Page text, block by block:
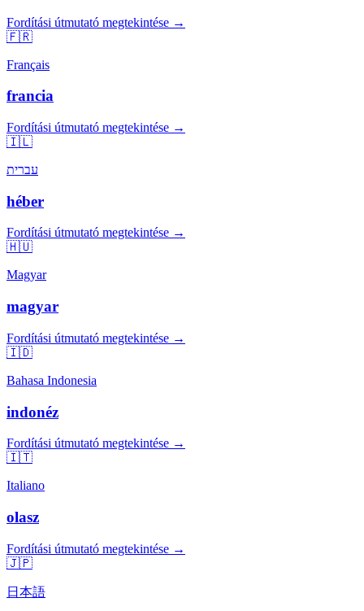
Fordítási útmutató megtekintése →
🇫🇷
Français
francia
Fordítási útmutató megtekintése →
🇮🇱
עברית
héber
Fordítási útmutató megtekintése →
🇭🇺
Magyar
magyar
Fordítási útmutató megtekintése →
🇮🇩
Bahasa Indonesia
indonéz
Fordítási útmutató megtekintése →
🇮🇹
Italiano
olasz
Fordítási útmutató megtekintése →
🇯🇵
日本語